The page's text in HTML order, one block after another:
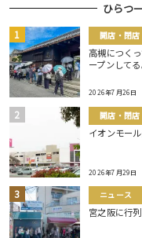
ひらつ
開店・閉店
高槻につく
ープンして
2026年7月26日
開店・閉店
イオンモー
2026年7月29日
ニュース
宮之阪に行